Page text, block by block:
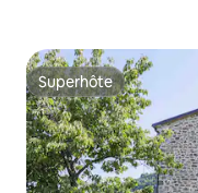
Superhôte
Superhôte